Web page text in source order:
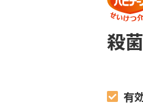
殺
有